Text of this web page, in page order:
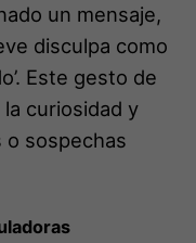
un mensaje,
disculpa como
Este gesto de
curiosidad y
o sospechas